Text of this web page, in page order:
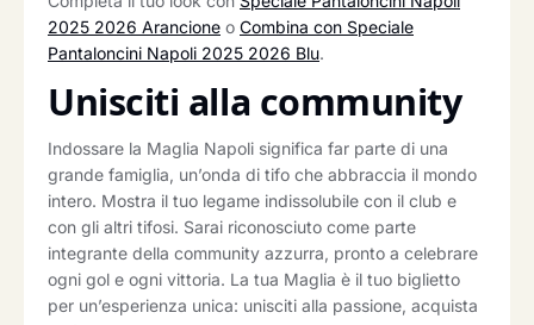
2025 2026 Arancione o Combina con Speciale
Pantaloncini Napoli 2025 2026 Blu.
Unisciti alla community
Indossare la Maglia Napoli significa far parte di una
grande famiglia, un’onda di tifo che abbraccia il mondo
intero. Mostra il tuo legame indissolubile con il club e
con gli altri tifosi. Sarai riconosciuto come parte
integrante della community azzurra, pronto a celebrare
ogni gol e ogni vittoria. La tua Maglia è il tuo biglietto
per un’esperienza unica: unisciti alla passione, acquista